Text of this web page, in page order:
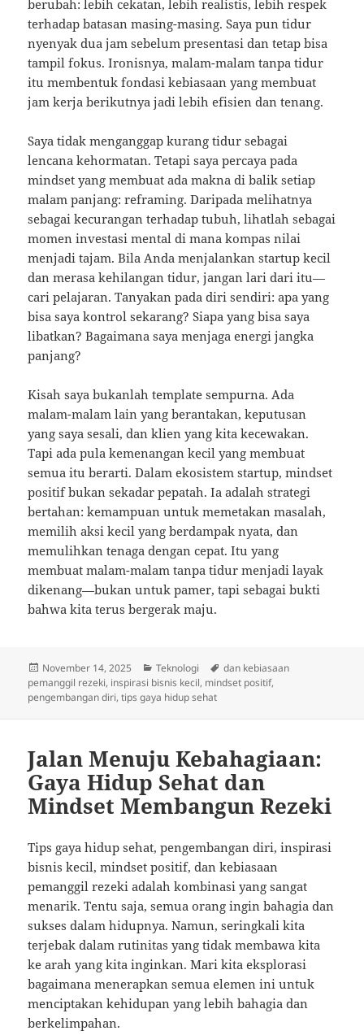
berubah: lebih cekatan, lebih realistis, lebih respek
terhadap batasan masing-masing. Saya pun tidur
nyenyak dua jam sebelum presentasi dan tetap bisa
tampil fokus. Ironisnya, malam-malam tanpa tidur
itu membentuk fondasi kebiasaan yang membuat
jam kerja berikutnya jadi lebih efisien dan tenang.
Saya tidak menganggap kurang tidur sebagai
lencana kehormatan. Tetapi saya percaya pada
mindset yang membuat ada makna di balik setiap
malam panjang: reframing. Daripada melihatnya
sebagai kecurangan terhadap tubuh, lihatlah sebagai
momen investasi mental di mana kompas nilai
menjadi tajam. Bila Anda menjalankan startup kecil
dan merasa kehilangan tidur, jangan lari dari itu—
cari pelajaran. Tanyakan pada diri sendiri: apa yang
bisa saya kontrol sekarang? Siapa yang bisa saya
libatkan? Bagaimana saya menjaga energi jangka
panjang?
Kisah saya bukanlah template sempurna. Ada
malam-malam lain yang berantakan, keputusan
yang saya sesali, dan klien yang kita kecewakan.
Tapi ada pula kemenangan kecil yang membuat
semua itu berarti. Dalam ekosistem startup, mindset
positif bukan sekadar pepatah. Ia adalah strategi
bertahan: kemampuan untuk memetakan masalah,
memilih aksi kecil yang berdampak nyata, dan
memulihkan tenaga dengan cepat. Itu yang
membuat malam-malam tanpa tidur menjadi layak
dikenang—bukan untuk pamer, tapi sebagai bukti
bahwa kita terus bergerak maju.
Posted
on
November 14, 2025 Categories
Teknologi Tags
dan kebiasaan
pemanggil rezeki, inspirasi bisnis kecil, mindset positif,
pengembangan diri,tips gaya hidup sehat
Jalan Menuju Kebahagiaan:
Gaya Hidup Sehat dan
Mindset Membangun Rezeki
Tips gaya hidup sehat, pengembangan diri, inspirasi
bisnis kecil, mindset positif, dan kebiasaan
pemanggil rezeki adalah kombinasi yang sangat
menarik. Tentu saja, semua orang ingin bahagia dan
sukses dalam hidupnya. Namun, seringkali kita
terjebak dalam rutinitas yang tidak membawa kita
ke arah yang kita inginkan. Mari kita eksplorasi
bagaimana menerapkan semua elemen ini untuk
menciptakan kehidupan yang lebih bahagia dan
berkelimpahan.